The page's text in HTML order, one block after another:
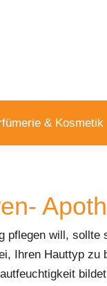
& Kosmetik
pflegen will, sollte
Ihren Hauttyp